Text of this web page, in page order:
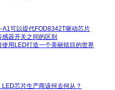
可以提代FOD8342T驱动芯片
器开关之间的区别
用LED打造一个美丽炫目的世界
芯片生产商该何去何从？